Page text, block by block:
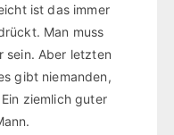
ist das immer
Man muss
sein. Aber letzten
gibt niemanden,
ziemlich guter